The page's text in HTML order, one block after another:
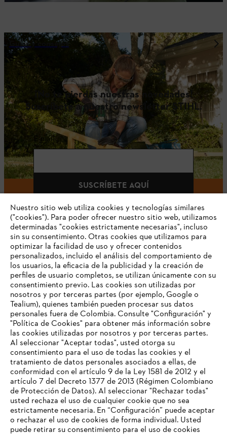
Guías y consejos
¡No te pierdas nuestras novedades!
Suscríbete a nuestro newsletter STIHL.
E-mail
SUSCRÍBETE AQUÍ
#STIHLCOLOMBIA
Nuestra empresa
Preguntas frecuentes
Contacto
TU NAVEGADOR NO ES
COMPATIBLE
El navegador que estás utilizando no es compatible con
nuestra página web. Para que puedas disfrutar de nuestro
contenido, utiliza uno de los siguientes navegadores:
Nuestro sitio web utiliza cookies y tecnologías similares
("cookies"). Para poder ofrecer nuestro sitio web, utilizamos
determinadas "cookies estrictamente necesarias", incluso
sin su consentimiento. Otras cookies que utilizamos para
optimizar la facilidad de uso y ofrecer contenidos
personalizados, incluido el análisis del comportamiento de
los usuarios, la eficacia de la publicidad y la creación de
perfiles de usuario completos, se utilizan únicamente con su
consentimiento previo. Las cookies son utilizadas por
nosotros y por terceras partes (por ejemplo, Google o
Tealium), quienes también pueden procesar sus datos
personales fuera de Colombia. Consulte "Configuración" y
"Política de Cookies" para obtener más información sobre
las cookies utilizadas por nosotros y por terceras partes.
Al seleccionar "Aceptar todas", usted otorga su
consentimiento para el uso de todas las cookies y el
tratamiento de datos personales asociados a ellas, de
conformidad con el artículo 9 de la Ley 1581 de 2012 y el
artículo 7 del Decreto 1377 de 2013 (Régimen Colombiano
de Protección de Datos). Al seleccionar "Rechazar todas"
usted rechaza el uso de cualquier cookie que no sea
estrictamente necesaria. En “Configuración” puede aceptar
o rechazar el uso de cookies de forma individual. Usted
puede retirar su consentimiento para el uso de cookies